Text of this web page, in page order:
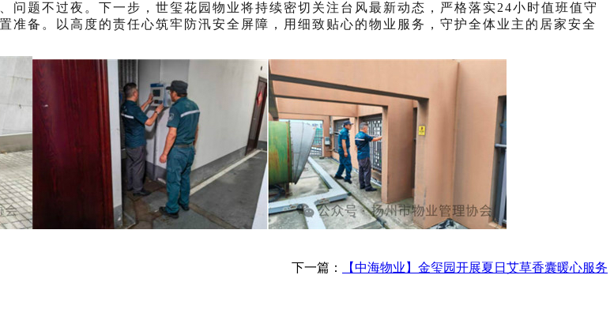
题不过夜。下一步，世玺花园物业将持续密切关注台风最新动态，严格落实24小时值班值守
备。以高度的责任心筑牢防汛安全屏障，用细致贴心的物业服务，守护全体业主的居家安全
下一篇： 【中海物业】金玺园开展夏日艾草香囊暖心服务